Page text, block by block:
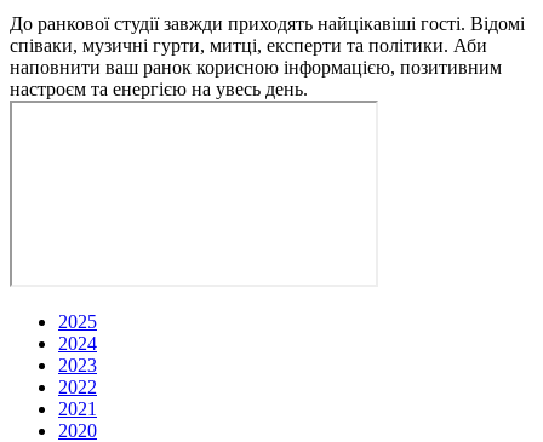
До ранкової студії завжди приходять найцікавіші гості. Відомі
співаки, музичні гурти, митці, експерти та політики. Аби
наповнити ваш ранок корисною інформацією, позитивним
настроєм та енергією на увесь день.
2025
2024
2023
2022
2021
2020